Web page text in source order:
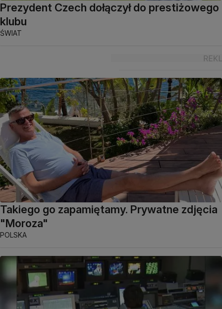
Prezydent Czech dołączył do prestiżowego
klubu
ŚWIAT
Takiego go zapamiętamy. Prywatne zdjęcia
"Moroza"
POLSKA